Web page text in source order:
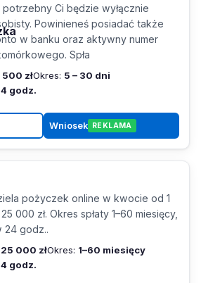
Ci będzie wyłącznie
Powinieneś posiadać także
w banku oraz aktywny numer
Spła
500 złOkres: 5 – 30 dni
godz.
Wniosek REKLAMA
pożyczek online w kwocie od 1
000 zł. Okres spłaty 1–60 miesięcy,
24 godz..
25 000 złOkres: 1–60 miesięcy
godz.